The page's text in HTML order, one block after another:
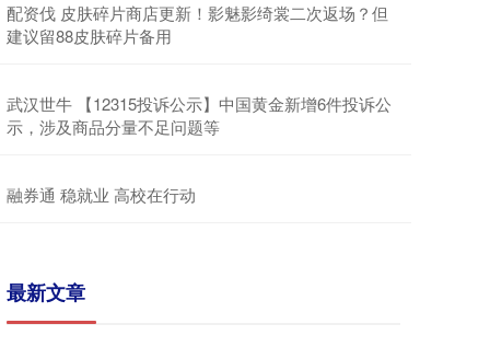
配资伐 皮肤碎片商店更新！影魅影绮裳二次返场？但
建议留88皮肤碎片备用
武汉世牛 【12315投诉公示】中国黄金新增6件投诉公
示，涉及商品分量不足问题等
融券通 稳就业 高校在行动
最新文章